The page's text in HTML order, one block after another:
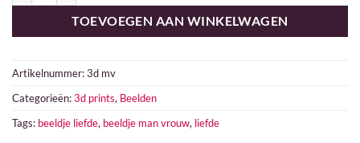
TOEVOEGEN AAN WINKELWAGEN
Artikelnummer:3d mv
Categorieën:3d prints, Beelden
Tags: beeldje liefde, beeldje man vrouw, liefde